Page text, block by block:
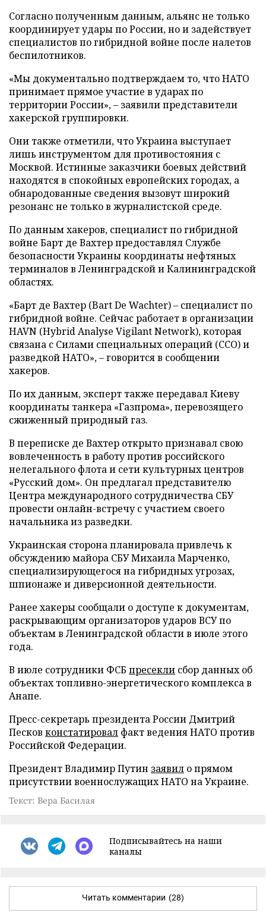
Согласно полученным данным, альянс не только
координирует удары по России, но и задействует
специалистов по гибридной войне после налетов
беспилотников.
«Мы документально подтверждаем то, что НАТО
принимает прямое участие в ударах по
территории России», – заявили представители
хакерской группировки.
Они также отметили, что Украина выступает
лишь инструментом для противостояния с
Москвой. Истинные заказчики боевых действий
находятся в спокойных европейских городах, а
обнародованные сведения вызовут широкий
резонанс не только в журналистской среде.
По данным хакеров, специалист по гибридной
войне Барт де Вахтер предоставлял Службе
безопасности Украины координаты нефтяных
терминалов в Ленинградской и Калининградской
областях.
«Барт де Вахтер (Bart De Wachter) – специалист по
гибридной войне. Сейчас работает в организации
HAVN (Hybrid Analyse Vigilant Network), которая
связана с Силами специальных операций (ССО) и
разведкой НАТО», – говорится в сообщении
хакеров.
По их данным, эксперт также передавал Киеву
координаты танкера «Газпрома», перевозящего
сжиженный природный газ.
В переписке де Вахтер открыто признавал свою
вовлеченность в работу против российского
нелегального флота и сети культурных центров
«Русский дом». Он предлагал представителю
Центра международного сотрудничества СБУ
провести онлайн-встречу с участием своего
начальника из разведки.
Украинская сторона планировала привлечь к
обсуждению майора СБУ Михаила Марченко,
специализирующегося на гибридных угрозах,
шпионаже и диверсионной деятельности.
Ранее хакеры сообщали о доступе к документам,
раскрывающим организаторов ударов ВСУ по
объектам в Ленинградской области в июле этого
года.
В июле сотрудники ФСБ пресекли сбор данных об
объектах топливно-энергетического комплекса в
Анапе.
Пресс-секретарь президента России Дмитрий
Песков констатировал факт ведения НАТО против
Российской Федерации.
Президент Владимир Путин заявил о прямом
присутствии военнослужащих НАТО на Украине.
Текст: Вера Басилая
Подписывайтесь на наши
каналы
Читать комментарии (28)